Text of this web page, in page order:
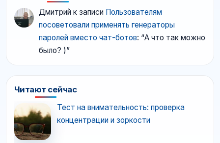
Дмитрий к записи Пользователям
посоветовали применять генераторы
паролей вместо чат-ботов: “А что так можно
было? )”
Читают сейчас
Тест на внимательность: проверка
концентрации и зоркости